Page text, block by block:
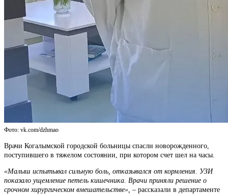
Фото: vk.com/dzhmao
Врачи Когалымской городской больницы спасли новорожденного,
поступившего в тяжелом состоянии, при котором счет шел на часы.
«Малыш испытывал сильную боль, отказывался от кормления. УЗИ
показало ущемление петель кишечника. Врачи приняли решение о
срочном хирургическом вмешательстве», – рассказали в департаменте